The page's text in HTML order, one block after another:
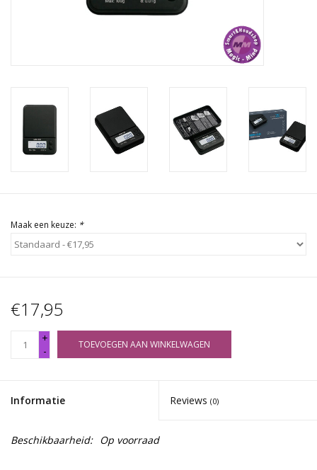
Maak een keuze: *
€17,95
+
-
TOEVOEGEN AAN WINKELWAGEN
Informatie Reviews (0)
Beschikbaarheid: Op voorraad